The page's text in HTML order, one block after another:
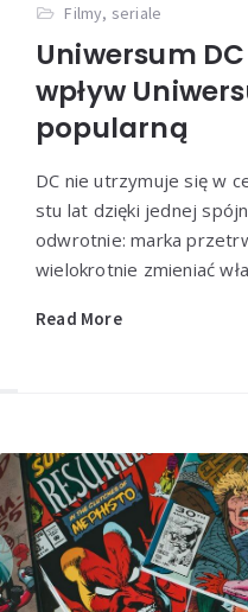
Filmy, seriale
Uniwersum
wpływ
popularną
DC nie utrzymuje się w
stu lat dzięki jednej
odwrotnie: marka
wielokrotnie zmieniać
Read More